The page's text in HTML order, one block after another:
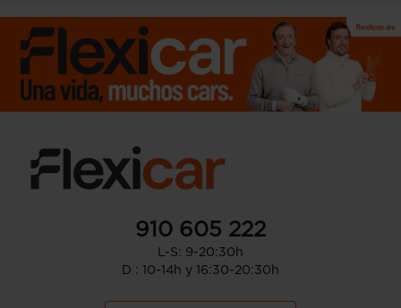
910 605 222
L-S: 9-20:30h
D : 10-14h y 16:30-20:30h